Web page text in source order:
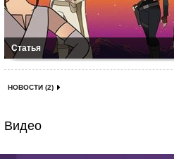
Статья
НОВОСТИ (2)
Видео